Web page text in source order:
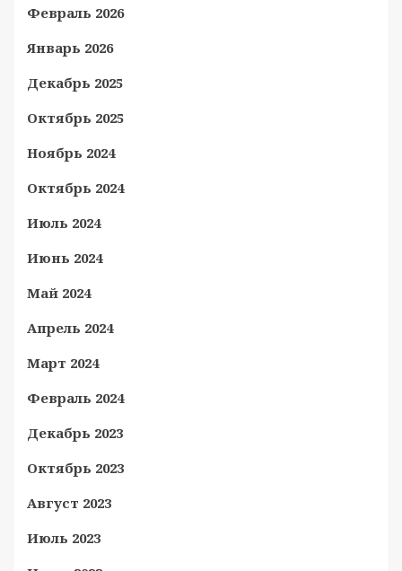
Февраль 2026
Январь 2026
Декабрь 2025
Октябрь 2025
Ноябрь 2024
Октябрь 2024
Июль 2024
Июнь 2024
Май 2024
Апрель 2024
Март 2024
Февраль 2024
Декабрь 2023
Октябрь 2023
Август 2023
Июль 2023